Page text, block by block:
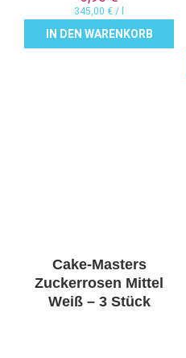
345,00€ /
IN DEN WARENKORB
Cake-Masters
Zuckerrosen Mittel
Weiß – 3 Stück